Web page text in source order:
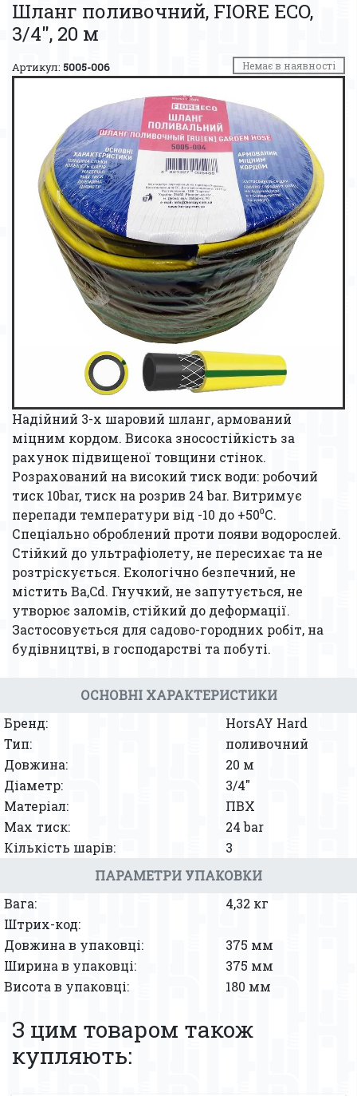
Шланг поливочний, FIORE ECO,
3/4″, 20 м
Артикул: 5005-006 Немає в наявності
Надійний 3-х шаровий шланг, армований
міцним кордом. Висока зносостійкість за
рахунок підвищеної товщини стінок.
Розрахований на високий тиск води: робочий
тиск 10bar, тиск на розрив 24 bar. Витримує
перепади температури від -10 до +50⁰С.
Спеціально оброблений проти появи водорослей.
Стійкий до ультрафіолету, не пересихає та не
розтріскується. Екологічно безпечний, не
містить Ba,Cd. Гнучкий, не запутується, не
утворює заломів, стійкий до деформації.
Застосовується для садово-городних робіт, на
будівництві, в господарстві та побуті.
ОСНОВНІ ХАРАКТЕРИСТИКИ
Бренд:
HorsAY Hard
Тип:
поливочний
Довжина:
20 м
Діаметр:
3/4″
Матеріал:
ПВХ
Мах тиск:
24 bar
Кількість шарів:
3
ПАРАМЕТРИ УПАКОВКИ
Вага:
4,32 кг
Штрих-код:
Довжина в упаковці:
375 мм
Ширина в упаковці:
375 мм
Висота в упаковці:
180 мм
З цим товаром також
купляють: